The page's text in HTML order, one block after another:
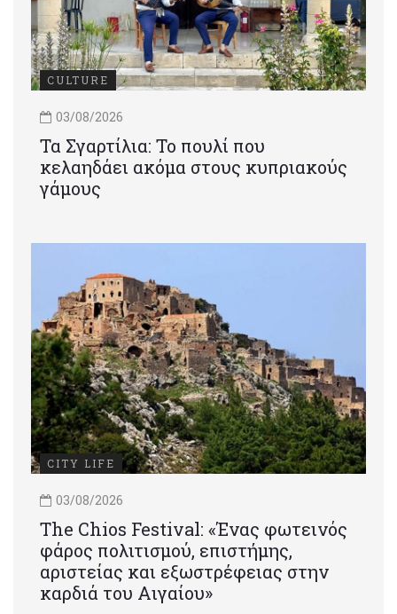
CULTURE
03/08/2026
Τα Σγαρτίλια: Το πουλί που
κελαηδάει ακόμα στους κυπριακούς
γάμους
CITY LIFE
03/08/2026
Τhe Chios Festival: «Ένας φωτεινός
φάρος πολιτισμού, επιστήμης,
αριστείας και εξωστρέφειας στην
καρδιά του Αιγαίου»